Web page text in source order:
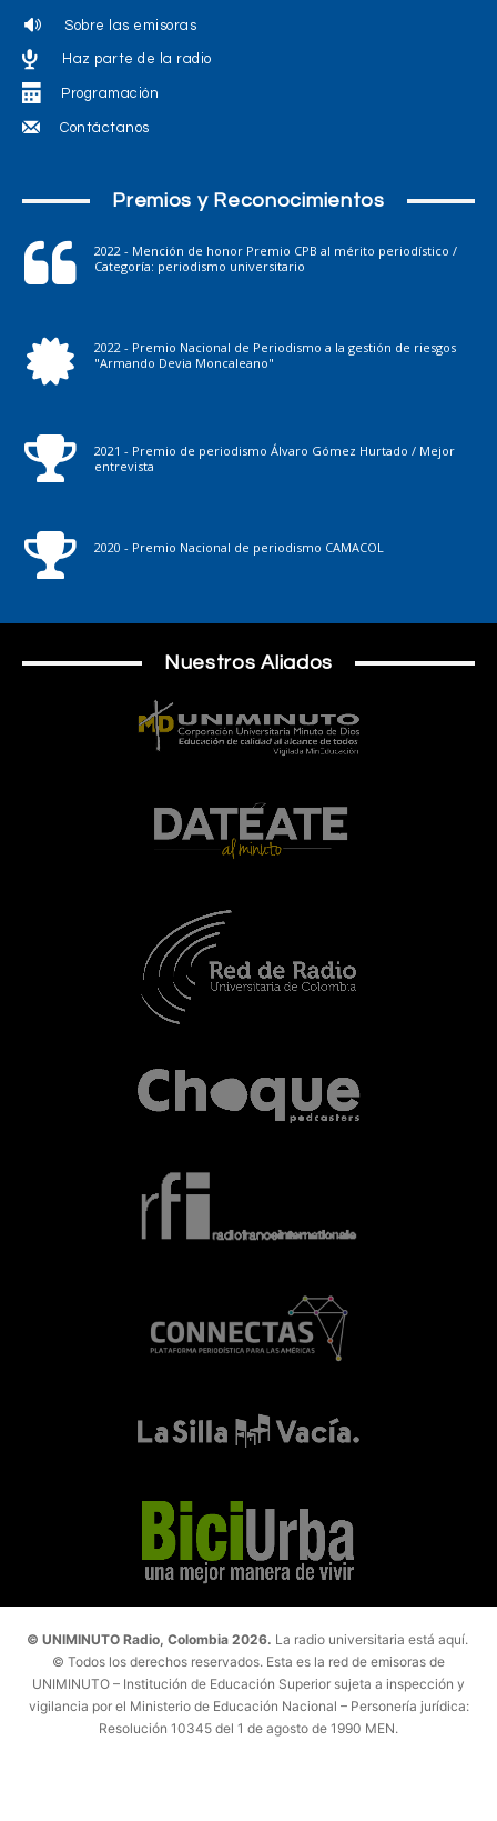
Sobre las emisoras
Haz parte de la radio
Programación
Contáctanos
Premios y Reconocimientos
2022 - Mención de honor Premio CPB al mérito periodístico /
Categoría: periodismo universitario
2022 - Premio Nacional de Periodismo a la gestión de riesgos
"Armando Devia Moncaleano"
2021 - Premio de periodismo Álvaro Gómez Hurtado / Mejor
entrevista
2020 - Premio Nacional de periodismo CAMACOL
Nuestros Aliados
© UNIMINUTO Radio, Colombia 2026. La radio universitaria está aquí.
© Todos los derechos reservados. Esta es la red de emisoras de
UNIMINUTO – Institución de Educación Superior sujeta a inspección y
vigilancia por el Ministerio de Educación Nacional – Personería jurídica:
Resolución 10345 del 1 de agosto de 1990 MEN.